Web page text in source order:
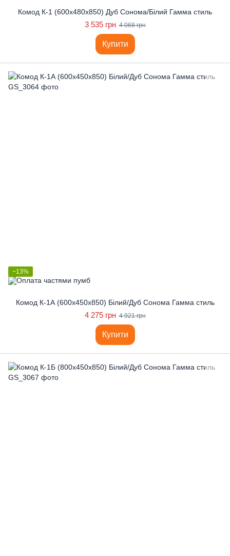
Комод К-1 (600x480x850) Дуб Сонома/Білий Гамма стиль
3 535 грн 4 068 грн
Купити
−13%
Комод К-1А (600x450x850) Білий/Дуб Сонома Гамма стиль
4 275 грн 4 921 грн
Купити